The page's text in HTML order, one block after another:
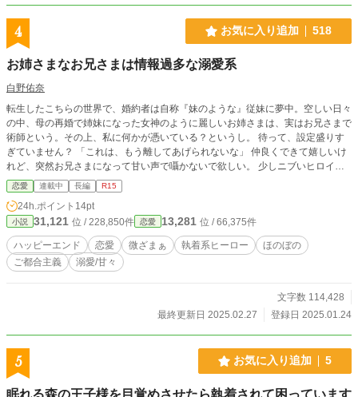
4 お気に入り追加 518
お姉さまなお兄さまは情報過多な溺愛系
白野佑奈
転生したこちらの世界で、婚約者は自称『妹のような』従妹に夢中。空しい日々
の中、母の再婚で姉妹になった女神のように麗しいお姉さまは、実はお兄さまで
術師という。その上、私に何かが憑いている？というし。 待って、設定盛りす
ぎていません？ 「これは、もう離してあげられないな」 仲良くできて嬉しいけ
れど、突然お兄さまになって甘い声で囁かないで欲しい。 少しニブいヒロイン
と訳ありヒーローの、のんびり日常話です。 （※別サイト様にも投稿させてい
ただいています）
恋愛 連載中 長編 R15
24h.ポイント 14pt
小説 31,121 位 / 228,850件 恋愛 13,281 位 / 66,375件
ハッピーエンド 恋愛 微ざまぁ 執着系ヒーロー
ほのぼの
ご都合主義
溺愛/甘々
文字数 114,428
最終更新日 2025.02.27
登録日 2025.01.24
5 お気に入り追加 5
眠れる森の王子様を目覚めさせたら執着されて困っています